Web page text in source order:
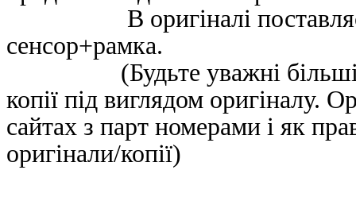
В оригіналі
сенсор+рамка.
(Будьте уважні більшість
копії під виглядом оригіналу.
сайтах з парт номерами і як
оригінали/копії)